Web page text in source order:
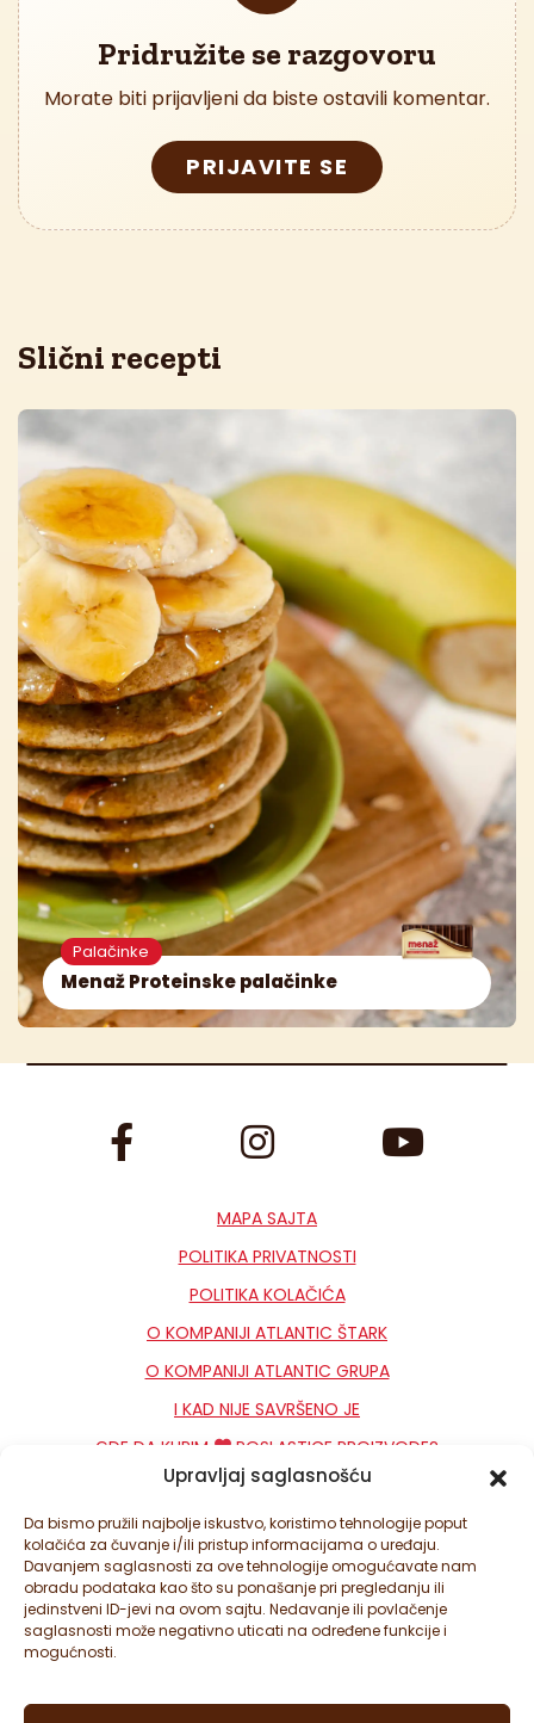
Upravljaj saglasnošću
Da bismo pružili najbolje iskustvo, koristimo tehnologije poput
kolačića za čuvanje i/ili pristup informacijama o uređaju.
Davanjem saglasnosti za ove tehnologije omogućavate nam
obradu podataka kao što su ponašanje pri pregledanju ili
jedinstveni ID-jevi na ovom sajtu. Nedavanje ili povlačenje
saglasnosti može negativno uticati na određene funkcije i
mogućnosti.
Pridružite se razgovoru
Morate biti prijavljeni da biste ostavili komentar.
PRIJAVITE SE
Slični recepti
Menaž Proteinske palačinke
Palačinke
MAPA SAJTA
POLITIKA PRIVATNOSTI
POLITIKA KOLAČIĆA
O KOMPANIJI ATLANTIC ŠTARK
O KOMPANIJI ATLANTIC GRUPA
I KAD NIJE SAVRŠENO JE
GDE DA KUPIM
POSLASTICE PROIZVODE?
KONTAKT
NEWSLETTER
PODEŠAVANJA KOLAČIĆA